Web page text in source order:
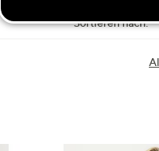
Sortieren nach: